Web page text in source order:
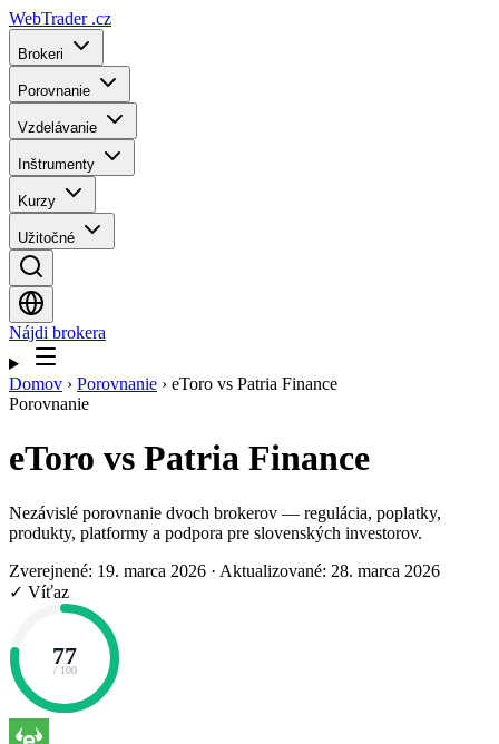
WebTrader .cz
Brokeri
Porovnanie
Vzdelávanie
Inštrumenty
Kurzy
Užitočné
Nájdi brokera
Domov › Porovnanie › eToro vs Patria Finance
Porovnanie
eToro vs Patria Finance
Nezávislé porovnanie dvoch brokerov — regulácia, poplatky,
produkty, platformy a podpora pre slovenských investorov.
Zverejnené: 19. marca 2026 · Aktualizované: 28. marca 2026
✓ Víťaz
77
/ 100